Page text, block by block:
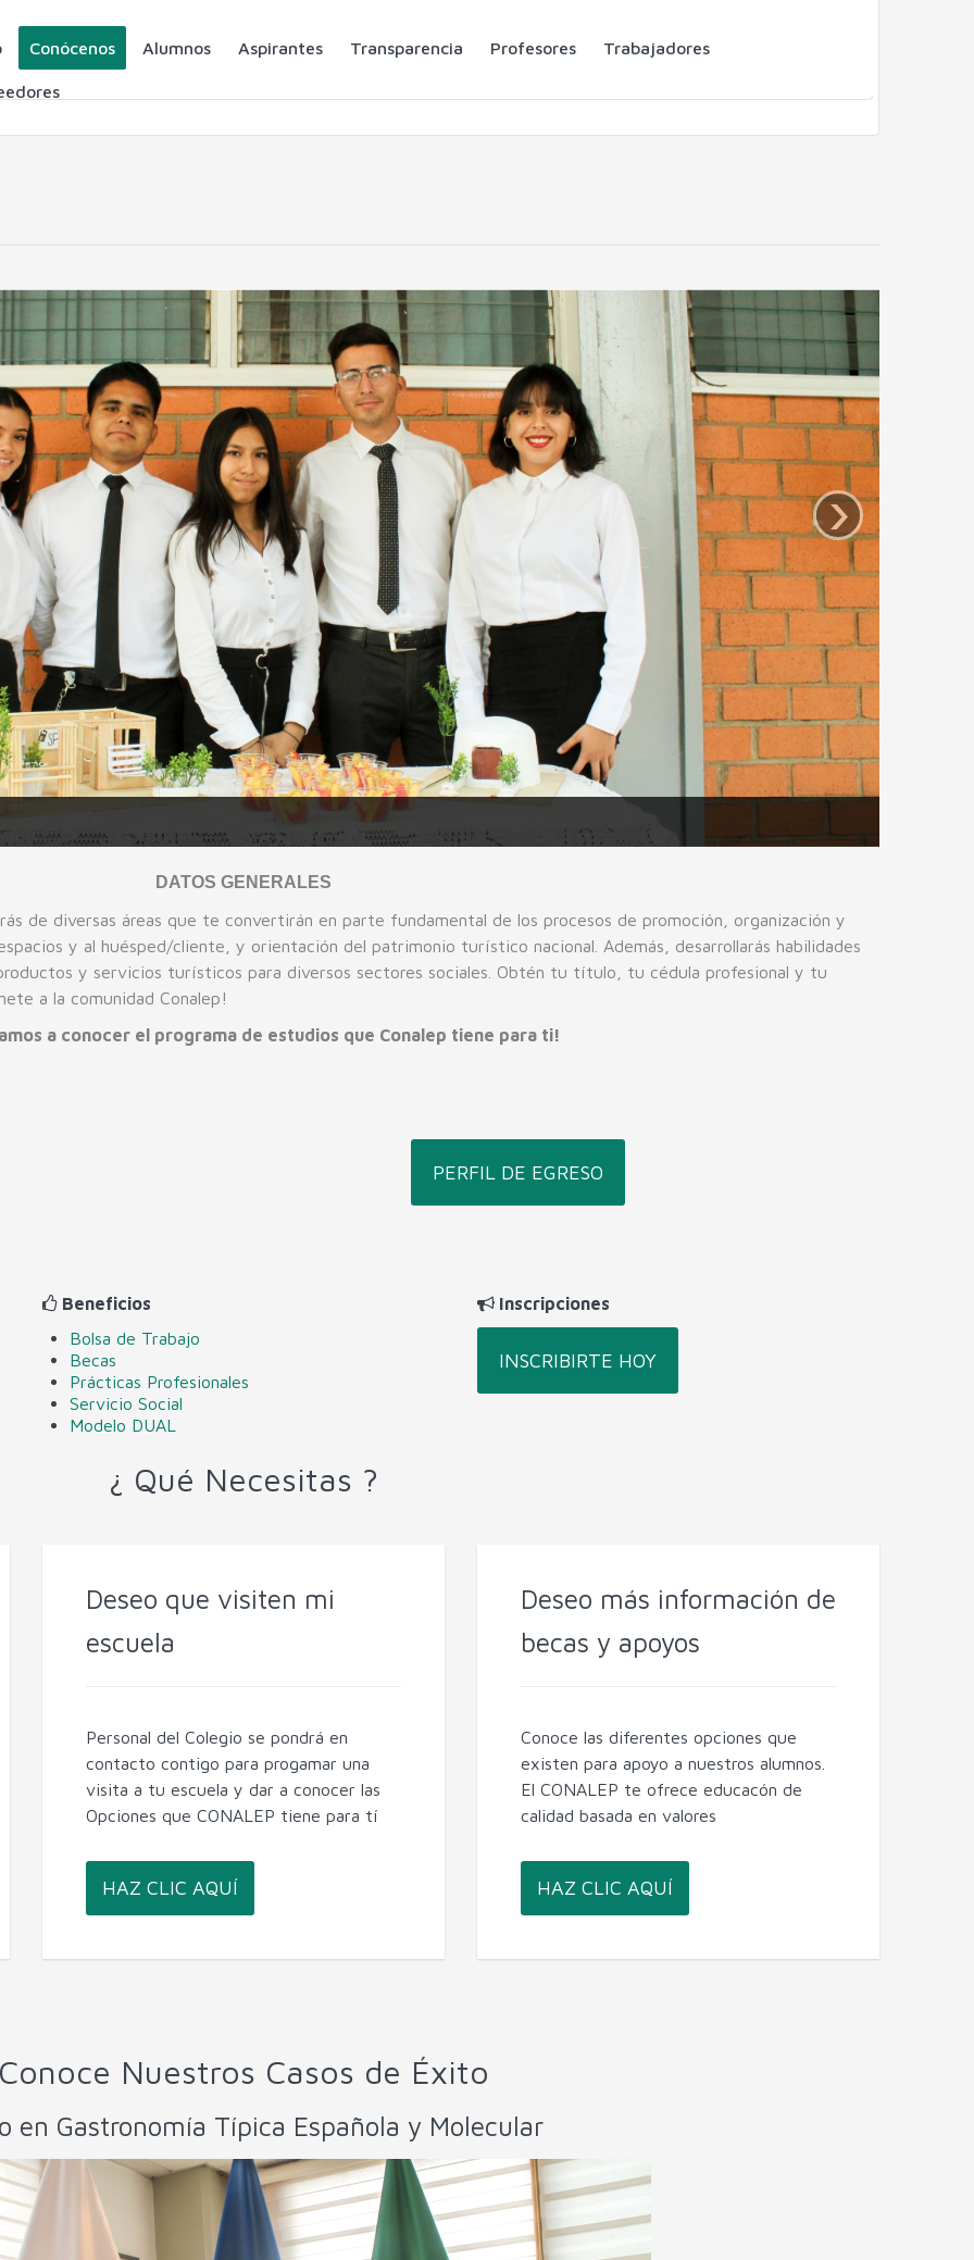
Conócenos Alumnos Aspirantes Transparencia Profesores Trabajadores
›
DATOS GENERALES
de diversas áreas que te convertirán en parte fundamental de los procesos de promoción, organización y
y al huésped/cliente, y orientación del patrimonio turístico nacional. Además, desarrollarás habilidades
y servicios turísticos para diversos sectores sociales. Obtén tu título, tu cédula profesional y tu
a la comunidad Conalep!
a conocer el programa de estudios que Conalep tiene para ti!
PERFIL DE EGRESO
Beneficios
Bolsa de Trabajo
Becas
Prácticas Profesionales
Servicio Social
Modelo DUAL
Inscripciones
INSCRIBIRTE HOY
¿ Qué Necesitas ?
Deseo que visiten mi
escuela
Personal del Colegio se pondrá en
contacto contigo para progamar una
visita a tu escuela y dar a conocer las
Opciones que CONALEP tiene para tí
HAZ CLIC AQUÍ
Deseo más información de
becas y apoyos
Conoce las diferentes opciones que
existen para apoyo a nuestros alumnos.
El CONALEP te ofrece educacón de
calidad basada en valores
HAZ CLIC AQUÍ
Nuestros Casos de Éxito
en Gastronomía Típica Española y Molecular